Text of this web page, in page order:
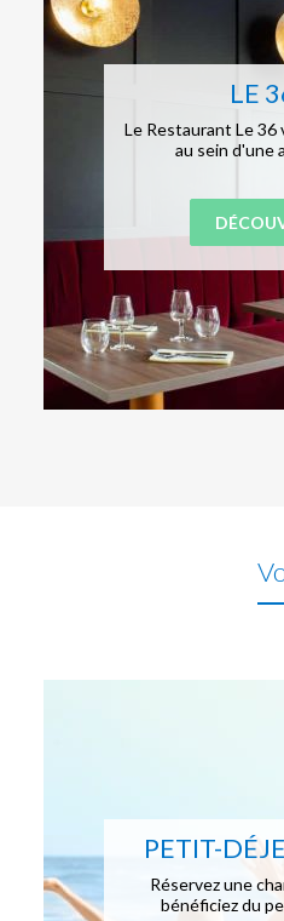
LE
Le Restaurant Le
au sein d'une
PETIT-
Réservez une
bénéficiez du